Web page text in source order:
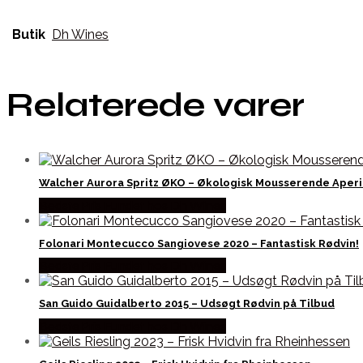
Butik Dh Wines
Relaterede varer
Walcher Aurora Spritz ØKO – Økologisk Mousserende
Folonari Montecucco Sangiovese 2020 – Fantastisk Rødvin!
San Guido Guidalberto 2015 – Udsøgt Rødvin på Tilbud